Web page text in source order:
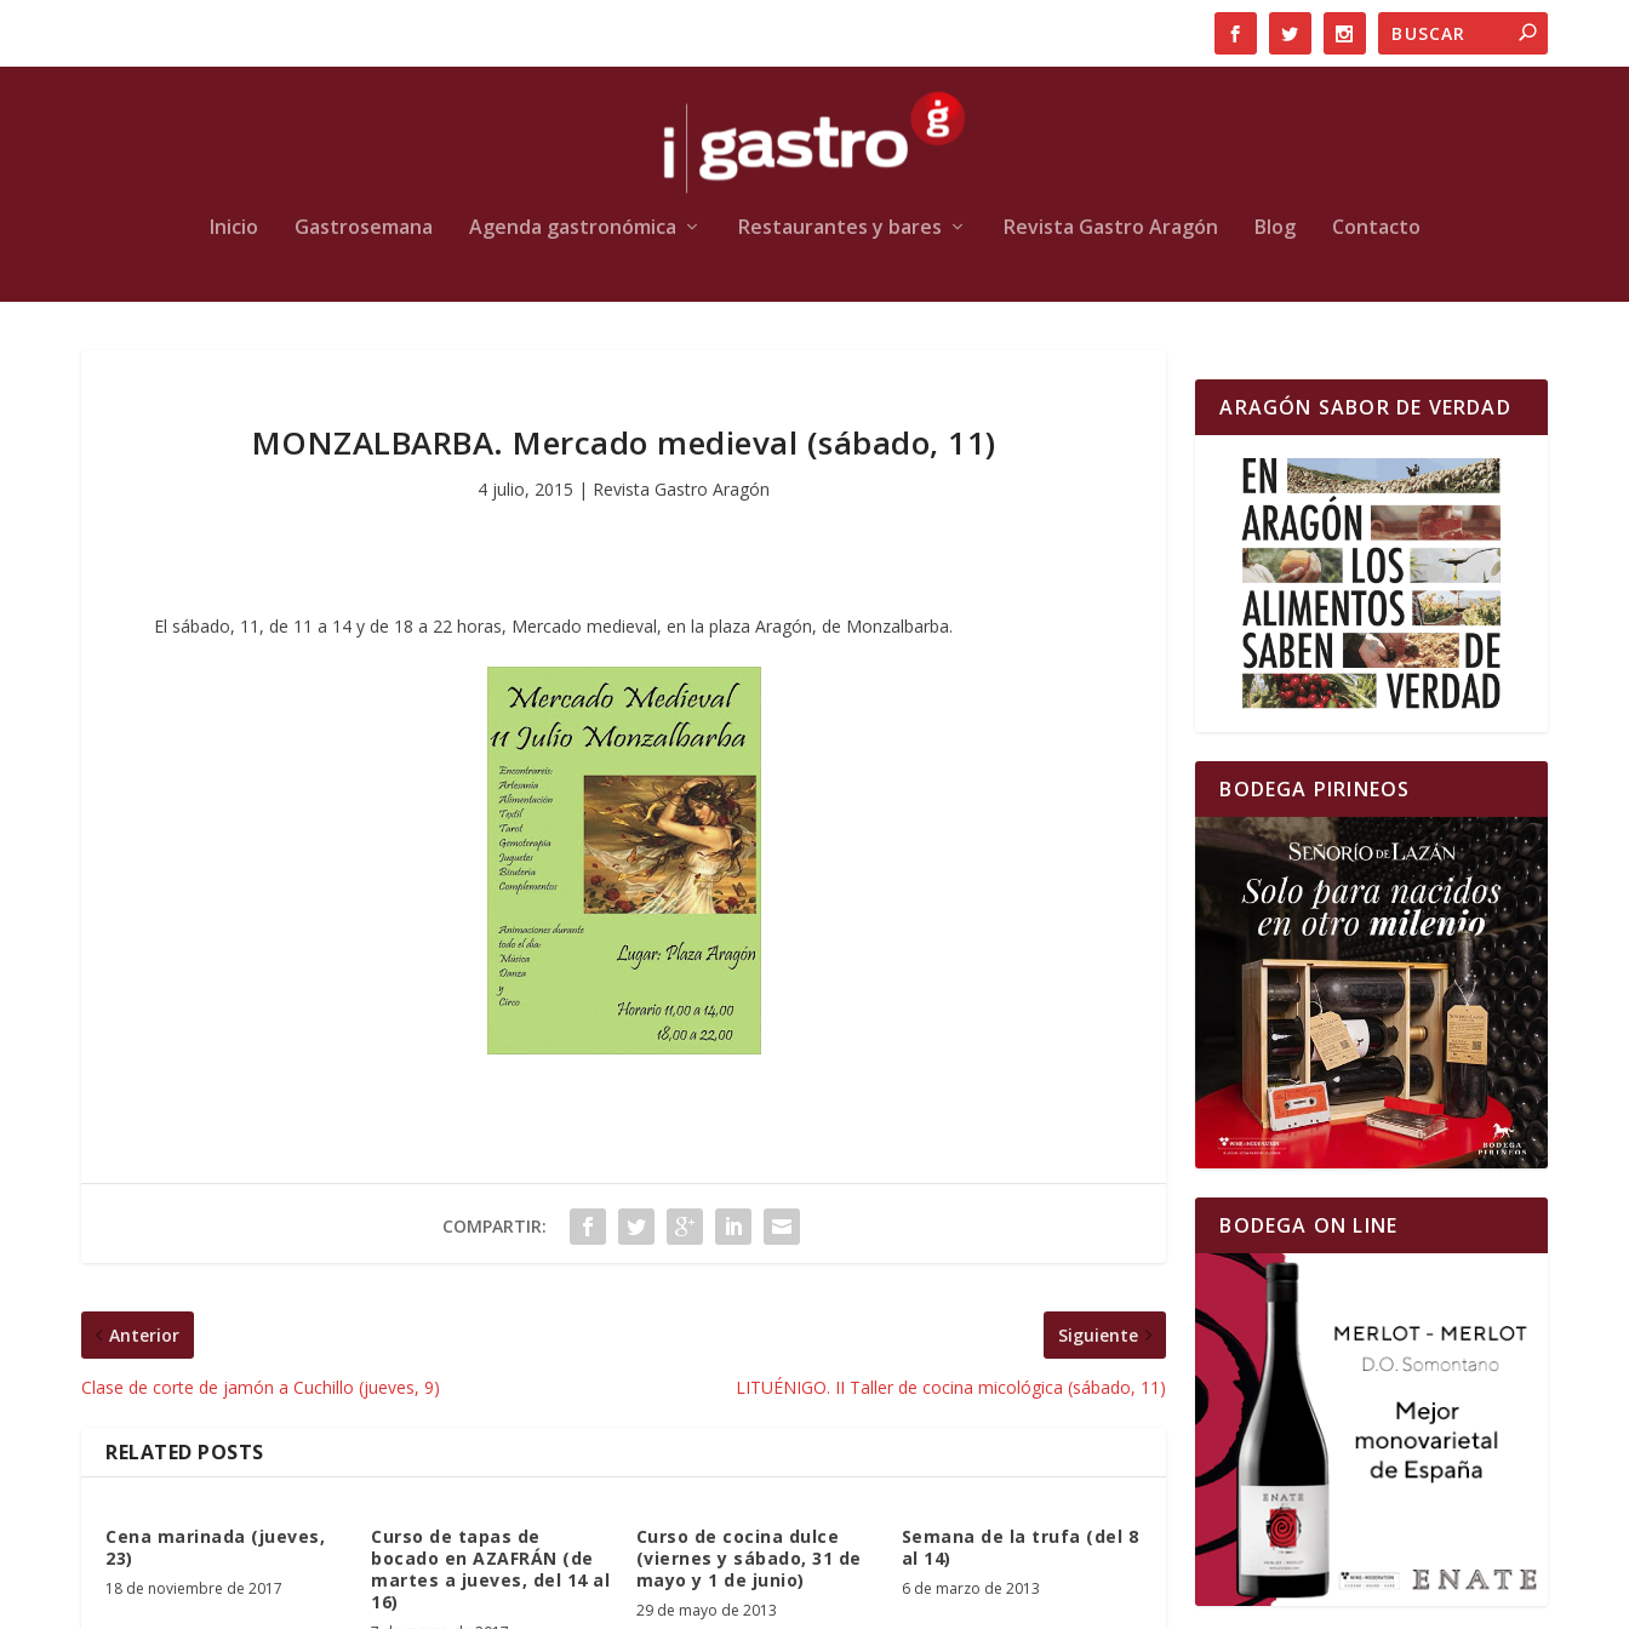
Inicio Gastrosemana Agenda gastronómica Restaurantes y bares Revista Gastro Aragón Blog Contacto
MONZALBARBA. Mercado medieval (sábado, 11)
4 julio, 2015 | Revista Gastro Aragón
El sábado, 11, de 11 a 14 y de 18 a 22 horas, Mercado medieval, en la plaza Aragón, de Monzalbarba.
COMPARTIR:
Anterior
Clase de corte de jamón a Cuchillo (jueves, 9)
Siguiente
LITUÉNIGO. II Taller de cocina micológica (sábado, 11)
RELATED POSTS
Cena marinada (jueves,
23)
18 de noviembre de 2017
Curso de tapas de
bocado en AZAFRÁN (de
martes a jueves, del 14 al
16)
Curso de cocina dulce
(viernes y sábado, 31 de
mayo y 1 de junio)
29 de mayo de 2013
Semana de la trufa (del 8
al 14)
6 de marzo de 2013
ARAGÓN SABOR DE VERDAD
BODEGA PIRINEOS
BODEGA ON LINE